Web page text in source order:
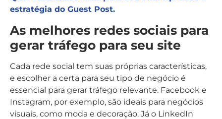
estratégia do Guest Post.
As melhores redes sociais para
gerar tráfego para seu site
Cada rede social tem suas próprias características,
e escolher a certa para seu tipo de negócio é
essencial para gerar tráfego relevante. Facebook e
Instagram, por exemplo, são ideais para negócios
visuais, como moda e decoração. Já o LinkedIn